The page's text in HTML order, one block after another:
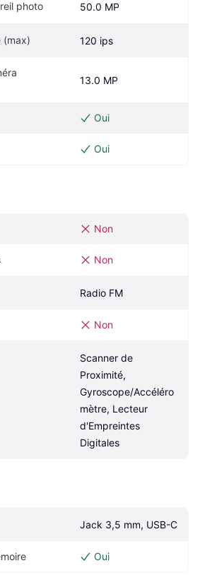
photo 50.0 MP
(max) 120 ips
13.0 MP
Oui
Oui
Non
Non
Radio FM
Non
Scanner de
Proximité,
Gyroscope/Accéléro
mètre, Lecteur
d'Empreintes
Digitales
Jack 3,5 mm, USB-C
Oui